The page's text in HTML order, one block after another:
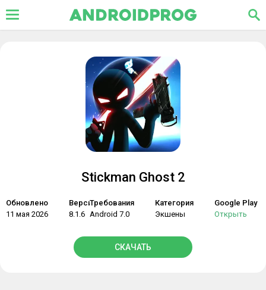
Stickman Ghost 2
Обновлено
11 мая 2026
Версия
8.1.6
Требования
Android 7.0
Категория
Экшены
Google Play
Открыть
СКАЧАТЬ